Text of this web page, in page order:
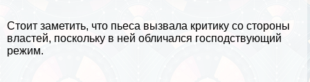
Стоит заметить, что пьеса вызвала критику со стороны
властей, поскольку в ней обличался господствующий
режим.